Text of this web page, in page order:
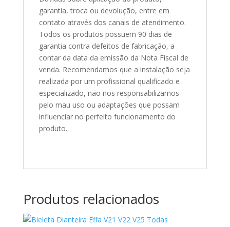
garantia, troca ou devolução, entre em
contato através dos canais de atendimento.
Todos os produtos possuem 90 dias de
garantia contra defeitos de fabricação, a
contar da data da emissão da Nota Fiscal de
venda. Recomendamos que a instalação seja
realizada por um profissional qualificado e
especializado, não nos responsabilizamos
pelo mau uso ou adaptações que possam
influenciar no perfeito funcionamento do
produto.
Produtos relacionados